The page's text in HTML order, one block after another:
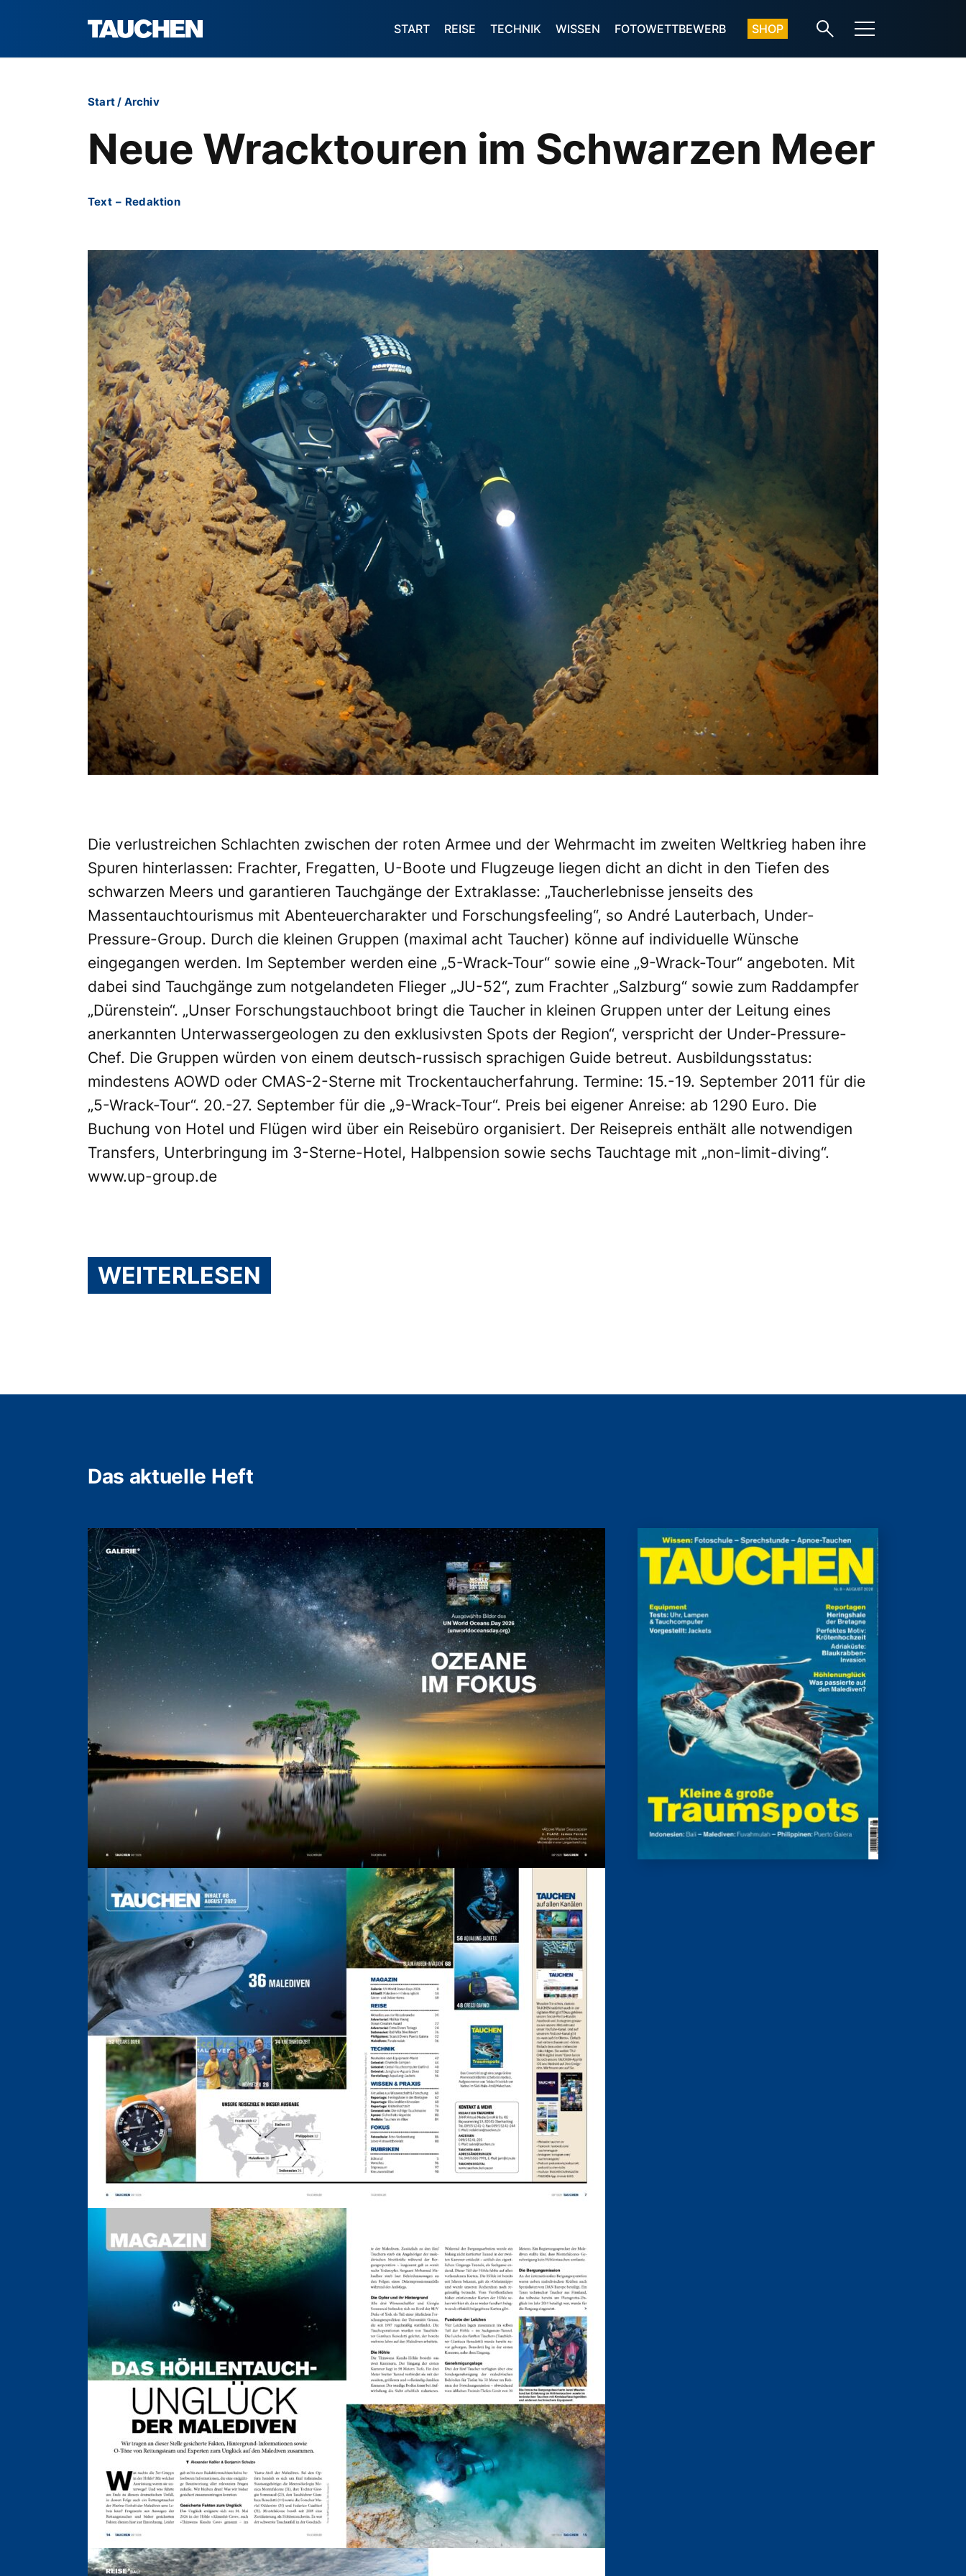
START REISE TECHNIK WISSEN FOTOWETTBEWERB SHOP
Start/ Archiv
Neue Wracktouren im Schwarzen Meer
Text – Redaktion
Die verlustreichen Schlachten zwischen der roten Armee und der Wehrmacht im zweiten Weltkrieg haben ihre
Spuren hinterlassen: Frachter, Fregatten, U-Boote und Flugzeuge liegen dicht an dicht in den Tiefen des
schwarzen Meers und garantieren Tauchgänge der Extraklasse: „Taucherlebnisse jenseits des
Massentauchtourismus mit Abenteuercharakter und Forschungsfeeling“, so André Lauterbach, Under-
Pressure-Group. Durch die kleinen Gruppen (maximal acht Taucher) könne auf individuelle Wünsche
eingegangen werden. Im September werden eine „5-Wrack-Tour“ sowie eine „9-Wrack-Tour“ angeboten. Mit
dabei sind Tauchgänge zum notgelandeten Flieger „JU-52“, zum Frachter „Salzburg“ sowie zum Raddampfer
„Dürenstein“. „Unser Forschungstauchboot bringt die Taucher in kleinen Gruppen unter der Leitung eines
anerkannten Unterwassergeologen zu den exklusivsten Spots der Region“, verspricht der Under-Pressure-
Chef. Die Gruppen würden von einem deutsch-russisch sprachigen Guide betreut. Ausbildungsstatus:
mindestens AOWD oder CMAS-2-Sterne mit Trockentaucherfahrung. Termine: 15.-19. September 2011 für die
„5-Wrack-Tour“. 20.-27. September für die „9-Wrack-Tour“. Preis bei eigener Anreise: ab 1290 Euro. Die
Buchung von Hotel und Flügen wird über ein Reisebüro organisiert. Der Reisepreis enthält alle notwendigen
Transfers, Unterbringung im 3-Sterne-Hotel, Halbpension sowie sechs Tauchtage mit „non-limit-diving“.
www.up-group.de
WEITERLESEN
Das aktuelle Heft